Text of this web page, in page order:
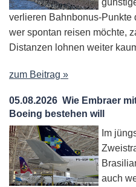
verlieren Bahnbonus-Punkte
wer spontan reisen möchte,
Distanzen lohnen weiter
zum Beitrag »
05.08.2026 Wie Embraer
Boeing bestehen will
Im
auch